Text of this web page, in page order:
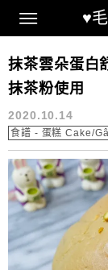
♥
Main
黑芝麻醬 推薦
抹茶雲朵蛋白
抹茶粉使用
2020.10.14
食譜 - 蛋糕 Cake/